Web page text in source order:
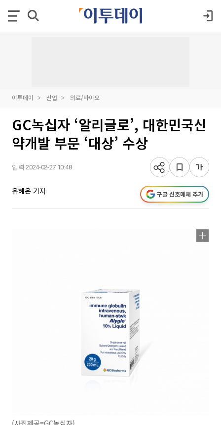
이투데이 산업 의료/바이오
GC녹십자 ‘알리글로’, 대한민국신
약개발 부문 ‘대상’ 수상
입력 2024-02-27 10:48
유혜은 기자 구글 선호매체 추가
(사진제공=GC녹십자)